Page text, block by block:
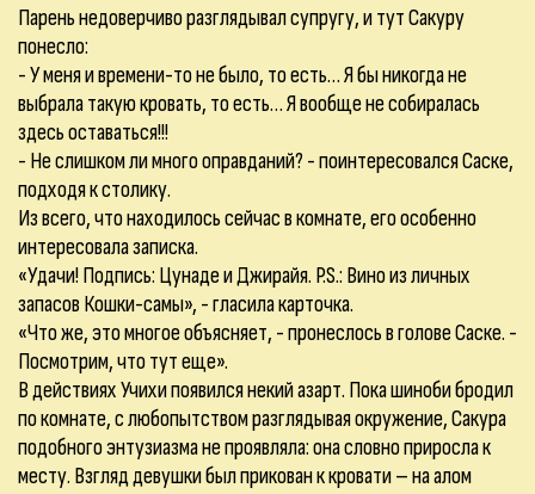
Парень недоверчиво разглядывал супругу, и тут Сакуру
понесло:
- У меня и времени-то не было, то есть… Я бы никогда не
выбрала такую кровать, то есть… Я вообще не собиралась
здесь оставаться!!!
- Не слишком ли много оправданий? - поинтересовался Саске,
подходя к столику.
Из всего, что находилось сейчас в комнате, его особенно
интересовала записка.
«Удачи! Подпись: Цунаде и Джирайя. P.S.: Вино из личных
запасов Кошки-самы», - гласила карточка.
«Что же, это многое объясняет, - пронеслось в голове Саске. -
Посмотрим, что тут еще».
В действиях Учихи появился некий азарт. Пока шиноби бродил
по комнате, с любопытством разглядывая окружение, Сакура
подобного энтузиазма не проявляла: она словно приросла к
месту. Взгляд девушки был прикован к кровати – на алом